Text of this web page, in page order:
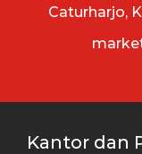
Caturharjo,
Kantor dan